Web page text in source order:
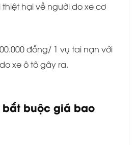
thiệt hại về người do xe cơ
đồng/ 1 vụ tai nạn với
xe ô tô gây ra.
bắt buộc giá bao